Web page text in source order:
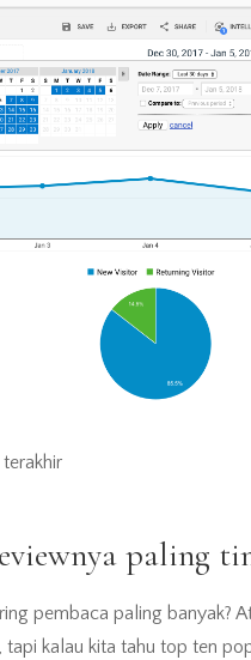
paling
pembaca paling banyak?
tapi kalau kita tahu top ten